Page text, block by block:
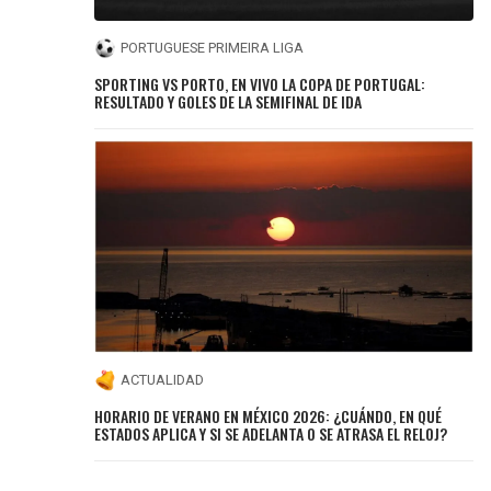
PORTUGUESE PRIMEIRA LIGA
SPORTING VS PORTO, EN VIVO LA COPA DE PORTUGAL:
RESULTADO Y GOLES DE LA SEMIFINAL DE IDA
ACTUALIDAD
HORARIO DE VERANO EN MÉXICO 2026: ¿CUÁNDO, EN QUÉ
ESTADOS APLICA Y SI SE ADELANTA O SE ATRASA EL RELOJ?